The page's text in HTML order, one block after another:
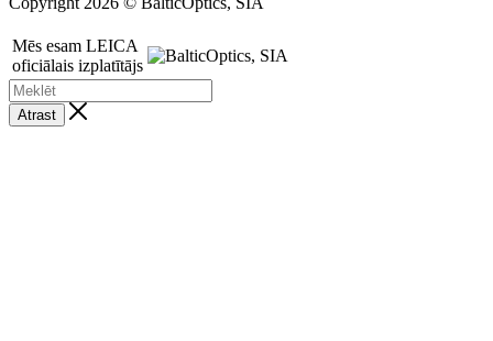
Mēs esam LEICA
oficiālais izplatītājs
Atrast